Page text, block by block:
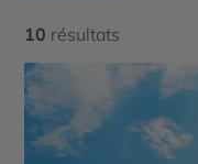
tout n’est que
de combiner les
Profitez d’un
Maldives, ou bien
votre voyage
10 résultats